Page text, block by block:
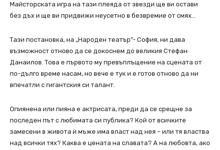
Майсторската игра на тази плеяда от звезди ще ви остави
без дъх и ще ви придвижи неусетно в безвремие от смях…
Тази постановка, на „Народен театър”- София, ни дава
възможност отново да се докоснем до великия Стефан
Данаилов. Това е първото му превъплъщение на сцената от
по-дълго време насам, но вече е тук и е готов отново да ни
впечатли с гигантския си талант.
Опиянена или пияна е актрисата, преди да се срещне за
последен път с любимата си публика? Кой от всичките
замесени в живота ѝ мъже има власт над нея – или тя властва
над всички тях? Каква е цената на славата? А на любовта, ако